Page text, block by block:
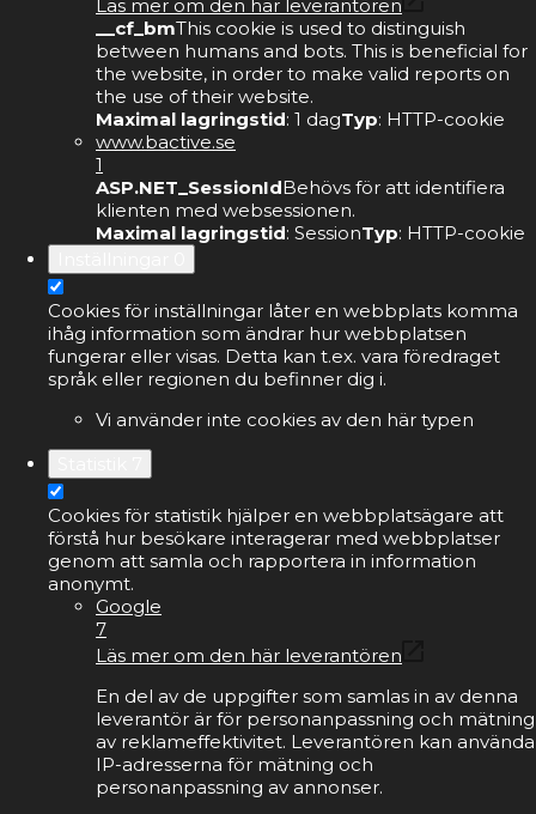
Läs mer om den här leverantören
__cf_bmThis cookie is used to distinguish
between humans and bots. This is beneficial for
the website, in order to make valid reports on
the use of their website.
Maximal lagringstid: 1 dagTyp: HTTP-cookie
www.bactive.se
1
ASP.NET_SessionIdBehövs för att identifiera
klienten med websessionen.
Maximal lagringstid: SessionTyp: HTTP-cookie
Cookies för inställningar låter en webbplats komma
ihåg information som ändrar hur webbplatsen
fungerar eller visas. Detta kan t.ex. vara föredraget
språk eller regionen du befinner dig i.
Vi använder inte cookies av den här typen
Cookies för statistik hjälper en webbplatsägare att
förstå hur besökare interagerar med webbplatser
genom att samla och rapportera in information
anonymt.
Google
7
Läs mer om den här leverantören
En del av de uppgifter som samlas in av denna
leverantör är för personanpassning och mätning
av reklameffektivitet. Leverantören kan använda
IP-adresserna för mätning och
personanpassning av annonser.